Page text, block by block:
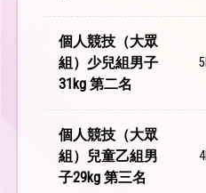
個人競技（大眾
組）少兒組男子
31kg 第二名
個人競技（大眾
組）兒童乙組男
子29kg 第三名